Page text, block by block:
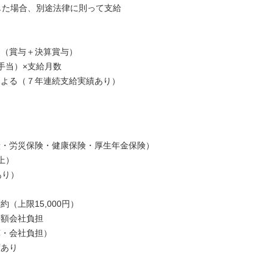
場合、別途法律に則って支給
賞与＋決算賞与）
当）×支給月数
る（７年連続支給実績あり）
労災保険・健康保険・厚生年金保険）
）
（上限15,000円）
会社負担
会社負担）
り